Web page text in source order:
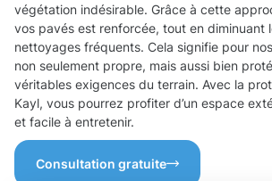
végétation indésirable. Grâce à cette
vos pavés est renforcée, tout en diminuant
nettoyages fréquents. Cela signifie pour
non seulement propre, mais aussi bien
véritables exigences du terrain. Avec la
Kayl, vous pourrez profiter d’un espace
et facile à entretenir.
Consultation gratuite